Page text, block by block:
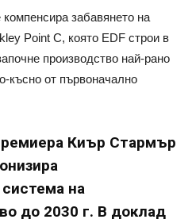
забавянето на
Point C, която EDF строи в
производство най-рано
късно от първоначално
Киър Стармър
на
до 2030 г. В доклад